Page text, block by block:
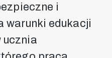
i
warunki edukacji
ucznia